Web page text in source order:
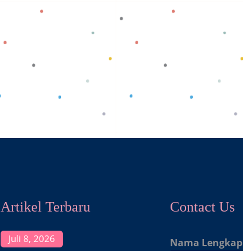
Artikel Terbaru
Juli 8, 2026
Contact Us
Nama Lengkap